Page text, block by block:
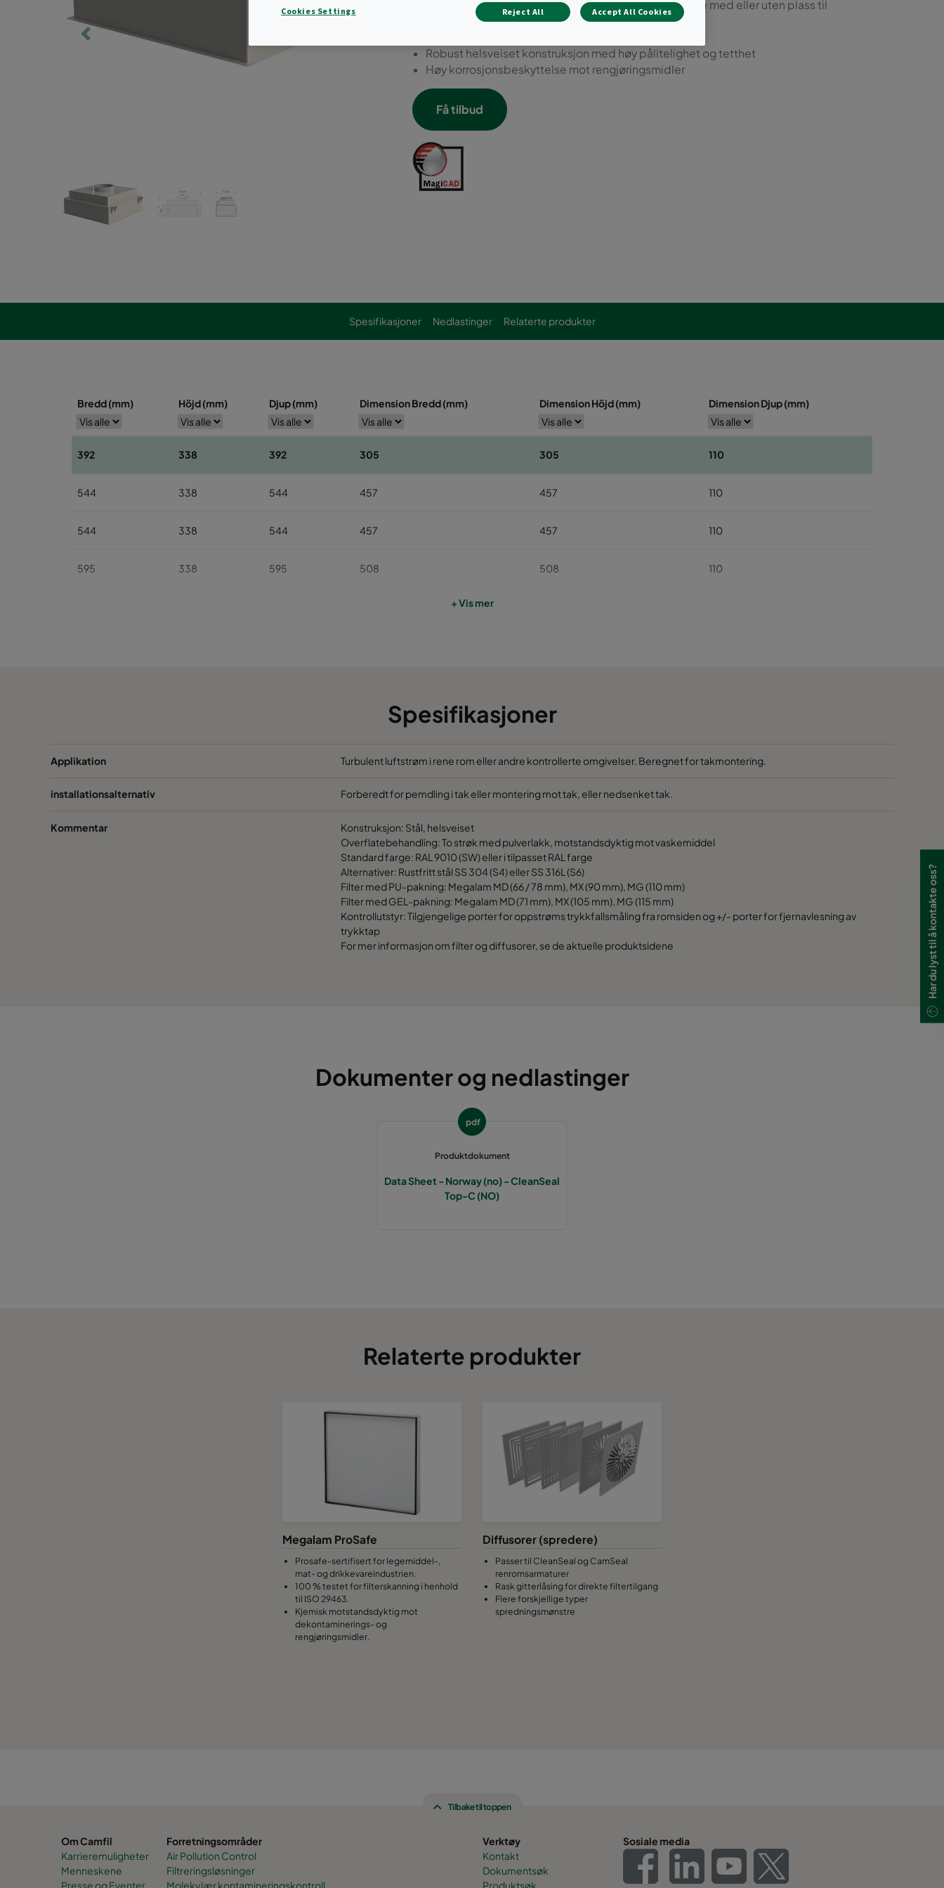
Utskiftbar dør med hurtiglås for direkte tilgang til filtre med eller uten plass til
panelfiltre
Robust helsveiset konstruksjon med høy pålitelighet og tetthet
Høy korrosjonsbeskyttelse mot rengjøringsmidler
Få tilbud
Spesifikasjoner Nedlastinger Relaterte produkter
Bredd (mm) Höjd (mm) Djup (mm) Dimension Bredd (mm) Dimension Höjd (mm) Dimension Djup (mm)
392 338 392 305 305 110
544 338 544 457 457 110
544 338 544 457 457 110
595 338 595 508 508 110
508
1307 1220 610 110
+ Vis mer
Spesifikasjoner
Applikation Turbulent luftstrøm i rene rom eller andre kontrollerte omgivelser. Beregnet for takmontering.
installationsalternativ Forberedt for pemdling i tak eller montering mot tak, eller nedsenket tak.
Kommentar
Konstruksjon: Stål, helsveiset
Overflatebehandling: To strøk med pulverlakk, motstandsdyktig mot vaskemiddel
Standard farge: RAL 9010 (SW) eller i tilpasset RAL farge
Alternativer: Rustfritt stål SS 304 (S4) eller SS 316L (S6)
Filter med PU-pakning: Megalam MD (66 / 78 mm), MX (90 mm), MG (110 mm)
Filter med GEL-pakning: Megalam MD (71 mm), MX (105 mm), MG (115 mm)
Kontrollutstyr: Tilgjengelige porter for oppstrøms trykkfallsmåling fra romsiden og +/- porter for fjernavlesning av
trykktap
For mer informasjon om filter og diffusorer, se de aktuelle produktsidene
Dokumenter og nedlastinger
pdf
Produktdokument
Data Sheet - Norway (no) - CleanSeal
Top-C (NO)
Relaterte produkter
Megalam ProSafe
Prosafe-sertifisert for legemiddel-,
mat- og drikkevareindustrien.
100 % testet for filterskanning i henhold
til ISO 29463.
Kjemisk motstandsdyktig mot
dekontaminerings- og
rengjøringsmidler.
Diffusorer (spredere)
Passer til CleanSeal og CamSeal
renromsarmaturer
Rask gitterlåsing for direkte filtertilgang
Flere forskjellige typer
spredningsmønstre
Tilbake til toppen
Om Camfil
Karrieremuligheter
Menneskene
Presse og Eventer
Forretningsområder
Air Pollution Control
Filtreringsløsninger
Molekylær kontamineringskontroll
Verktøy
Kontakt
Dokumentsøk
Produktsøk
Sosiale media
Har du lyst til å kontakte oss?
Cookies Settings Reject All Accept All Cookies